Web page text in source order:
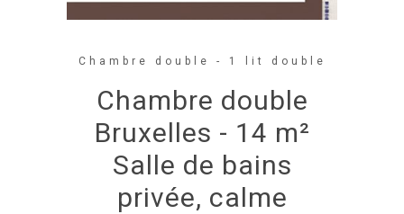
Chambre double - 1 lit double
Chambre double
Bruxelles - 14 m²
Salle de bains
privée, calme